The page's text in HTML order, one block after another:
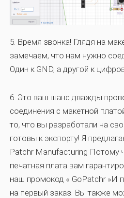
5. Время звонка! Глядя на
замечаем, что нам нужно
Один к GND, а другой к
6. Это ваш шанс дважды
соединения с макетной
то, что вы разработали на
готовы к экспорту! Я
Patchr Manufacturing Потому
печатная плата вам
наш промокод « GoPatchr »И
на первый заказ. Вы также